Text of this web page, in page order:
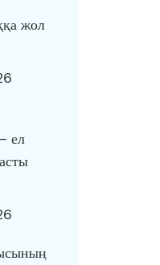
жол
ел